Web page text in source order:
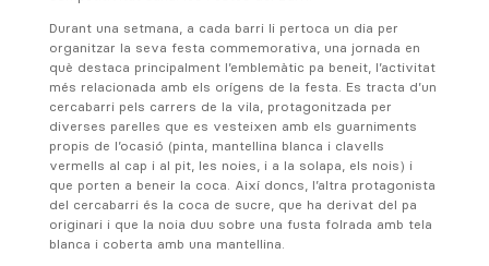
Durant una setmana, a cada barri li pertoca un dia per
organitzar la seva festa commemorativa, una jornada en
què destaca principalment l’emblemàtic pa beneit, l’activitat
més relacionada amb els orígens de la festa. Es tracta d’un
cercabarri pels carrers de la vila, protagonitzada per
diverses parelles que es vesteixen amb els guarniments
propis de l’ocasió (pinta, mantellina blanca i clavells
vermells al cap i al pit, les noies, i a la solapa, els nois) i
que porten a beneir la coca. Així doncs, l’altra protagonista
del cercabarri és la coca de sucre, que ha derivat del pa
originari i que la noia duu sobre una fusta folrada amb tela
blanca i coberta amb una mantellina.